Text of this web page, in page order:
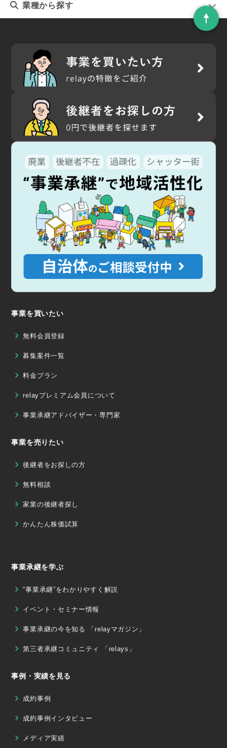
業種から探す
事業を買いたい
無料会員登録
募集案件一覧
料金プラン
relayプレミアム会員について
事業承継アドバイザー・専門家
事業を売りたい
後継者をお探しの方
無料相談
家業の後継者探し
かんたん株価試算
事業承継を学ぶ
“事業承継”をわかりやすく解説
イベント・セミナー情報
事業承継の今を知る 「relayマガジン」
第三者承継コミュニティ 「relays」
事例・実績を見る
成約事例
成約事例インタビュー
メディア実績